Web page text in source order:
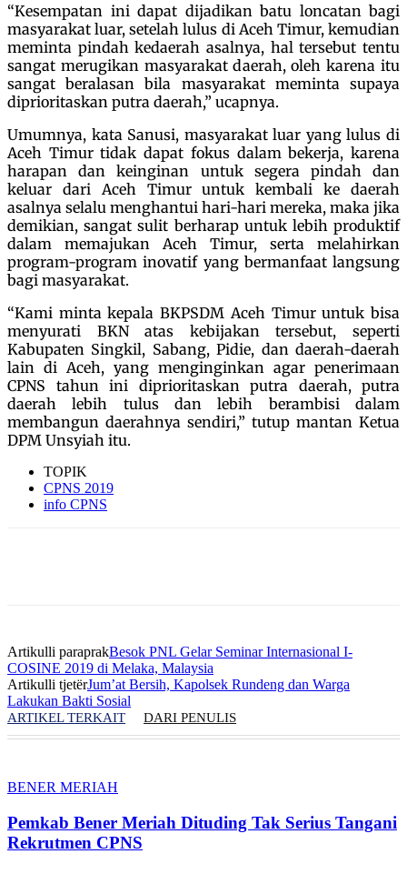
“Kesempatan ini dapat dijadikan batu loncatan bagi
masyarakat luar, setelah lulus di Aceh Timur, kemudian
meminta pindah kedaerah asalnya, hal tersebut tentu
sangat merugikan masyarakat daerah, oleh karena itu
sangat beralasan bila masyarakat meminta supaya
diprioritaskan putra daerah,” ucapnya.
Umumnya, kata Sanusi, masyarakat luar yang lulus di
Aceh Timur tidak dapat fokus dalam bekerja, karena
harapan dan keinginan untuk segera pindah dan
keluar dari Aceh Timur untuk kembali ke daerah
asalnya selalu menghantui hari-hari mereka, maka jika
demikian, sangat sulit berharap untuk lebih produktif
dalam memajukan Aceh Timur, serta melahirkan
program-program inovatif yang bermanfaat langsung
bagi masyarakat.
“Kami minta kepala BKPSDM Aceh Timur untuk bisa
menyurati BKN atas kebijakan tersebut, seperti
Kabupaten Singkil, Sabang, Pidie, dan daerah-daerah
lain di Aceh, yang menginginkan agar penerimaan
CPNS tahun ini diprioritaskan putra daerah, putra
daerah lebih tulus dan lebih berambisi dalam
membangun daerahnya sendiri,” tutup mantan Ketua
DPM Unsyiah itu.
TOPIK
CPNS 2019
info CPNS
Artikulli paraprakBesok PNL Gelar Seminar Internasional I-
COSINE 2019 di Melaka, Malaysia
Artikulli tjetërJum’at Bersih, Kapolsek Rundeng dan Warga
Lakukan Bakti Sosial
ARTIKEL TERKAIT DARI PENULIS
BENER MERIAH
Pemkab Bener Meriah Dituding Tak Serius Tangani
Rekrutmen CPNS